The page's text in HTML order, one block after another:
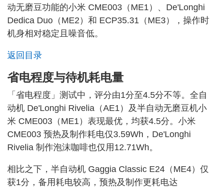
动无磨豆功能的小米 CME003（ME1）、De'Longhi
Dedica Duo（ME2）和 ECP35.31（ME3），操作时
机身相对稳定且噪音低。
返回目录
省电程度与待机耗电量
「省电程度」测试中，评分由1分至4.5分不等。全自
动机 De'Longhi Rivelia（AE1）及半自动无磨豆机小
米 CME003（ME1）表现最优，均获4.5分。小米
CME003 预热及制作耗电仅3.59Wh，De'Longhi
Rivelia 制作泡沫咖啡也仅用12.71Wh。
相比之下，半自动机 Gaggia Classic E24（ME4）仅
获1分，备用耗电较高，预热及制作更耗电达